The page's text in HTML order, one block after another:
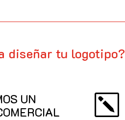
diseñar tu logotipo?
UN
k